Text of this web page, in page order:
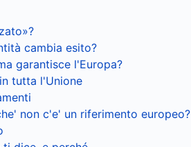
cambia esito?
garantisce l'Europa?
tutta l'Unione
non c'e' un riferimento europeo?